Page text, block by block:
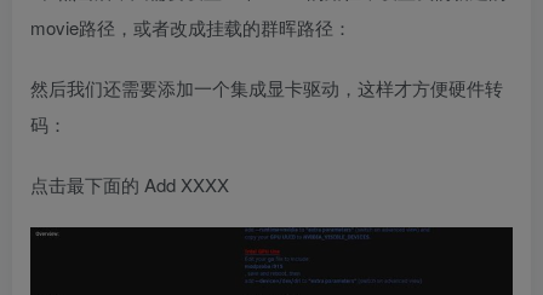
movie路径，或者改成挂载的群晖路径：
然后我们还需要添加一个集成显卡驱动，这样才方便硬件转
码：
点击最下面的 Add XXXX